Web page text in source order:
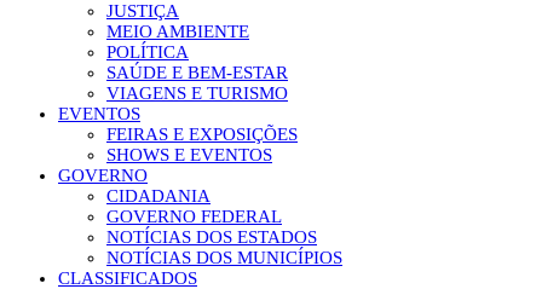
JUSTIÇA
MEIO AMBIENTE
POLÍTICA
SAÚDE E BEM-ESTAR
VIAGENS E TURISMO
EVENTOS
FEIRAS E EXPOSIÇÕES
SHOWS E EVENTOS
GOVERNO
CIDADANIA
GOVERNO FEDERAL
NOTÍCIAS DOS ESTADOS
NOTÍCIAS DOS MUNICÍPIOS
CLASSIFICADOS